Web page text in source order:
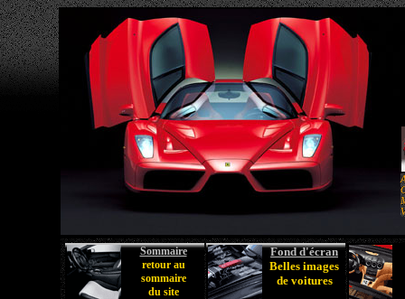
Sommaire
retour au
sommaire
du site
Fond d'écran
Belles images
de voitures